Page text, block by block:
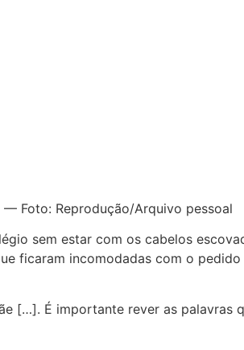
Foto: Reprodução/Arquivo pessoal
sem estar com os cabelos
ficaram incomodadas com o
[…]. É importante rever as palavras